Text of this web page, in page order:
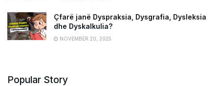
Çfarë janë Dyspraksia, Dysgrafia, Dysleksia
dhe Dyskalkulia?
NOVEMBER 20, 2025
Popular Story